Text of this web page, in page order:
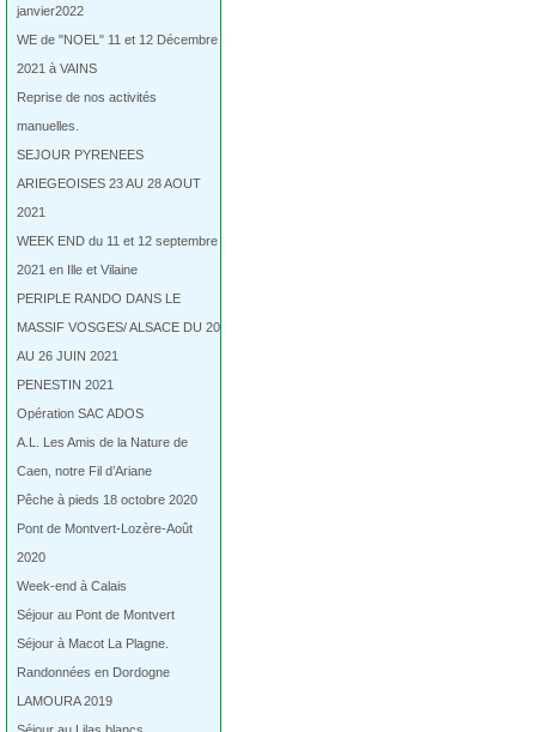
janvier2022
WE de "NOEL" 11 et 12 Décembre
2021 à VAINS
Reprise de nos activités
manuelles.
SEJOUR PYRENEES
ARIEGEOISES 23 AU 28 AOUT
2021
WEEK END du 11 et 12 septembre
2021 en Ille et Vilaine
PERIPLE RANDO DANS LE
MASSIF VOSGES/ ALSACE DU 20
AU 26 JUIN 2021
PENESTIN 2021
Opération SAC ADOS
A.L. Les Amis de la Nature de
Caen, notre Fil d’Ariane
Pêche à pieds 18 octobre 2020
Pont de Montvert-Lozère-Août
2020
Week-end à Calais
Séjour au Pont de Montvert
Séjour à Macot La Plagne.
Randonnées en Dordogne
LAMOURA 2019